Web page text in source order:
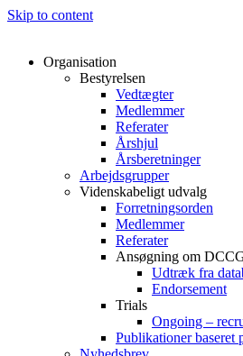
Skip to content
Organisation
Bestyrelsen
Vedtægter
Medlemmer
Referater
Årshjul
Årsberetninger
Arbejdsgrupper
Videnskabeligt udvalg
Forretningsorden
Medlemmer
Referater
Ansøgning om
Udtræk fra
Endorsement
Trials
Ongoing –
Publikationer baseret